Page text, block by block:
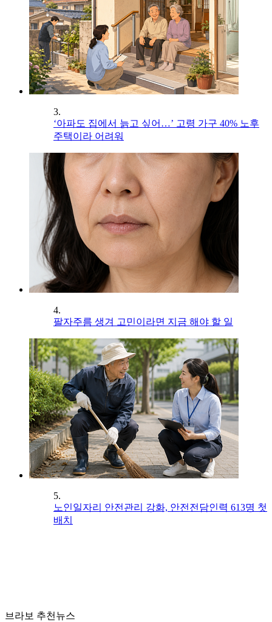
3.
‘아파도 집에서 늙고 싶어…’ 고령 가구 40% 노후
주택이라 어려워
4.
팔자주름 생겨 고민이라면 지금 해야 할 일
5.
노인일자리 안전관리 강화, 안전전담인력 613명 첫
배치
브라보 추천뉴스